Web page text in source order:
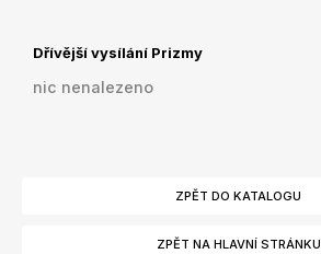
Dřívější vysílání Prizmy
nic nenalezeno
ZPĚT DO KATALOGU
ZPĚT NA HLAVNÍ STRÁNKU